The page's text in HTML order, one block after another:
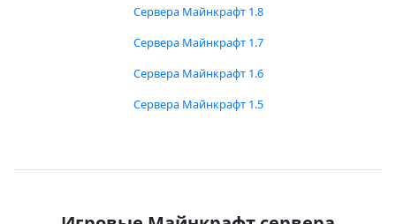
Сервера Майнкрафт 1.8
Сервера Майнкрафт 1.7
Сервера Майнкрафт 1.6
Сервера Майнкрафт 1.5